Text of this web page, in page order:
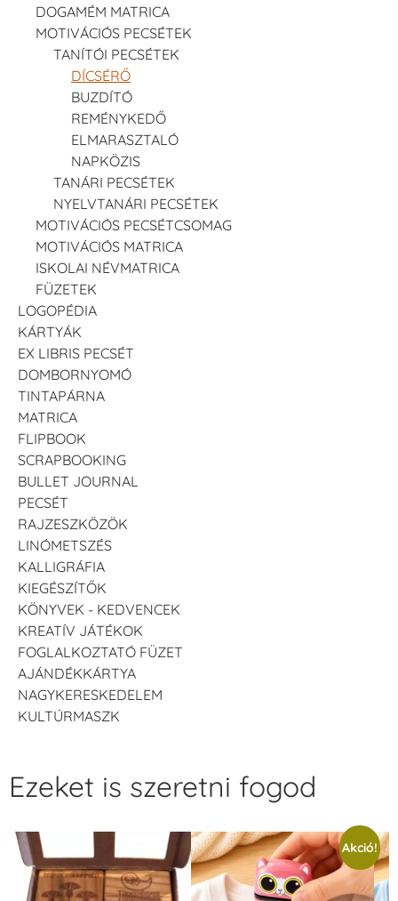
DOGAMÉM MATRICA
MOTIVÁCIÓS PECSÉTEK
TANÍTÓI PECSÉTEK
DÍCSÉRŐ
BUZDÍTÓ
REMÉNYKEDŐ
ELMARASZTALÓ
NAPKÖZIS
TANÁRI PECSÉTEK
NYELVTANÁRI PECSÉTEK
MOTIVÁCIÓS PECSÉTCSOMAG
MOTIVÁCIÓS MATRICA
ISKOLAI NÉVMATRICA
FÜZETEK
LOGOPÉDIA
KÁRTYÁK
EX LIBRIS PECSÉT
DOMBORNYOMÓ
TINTAPÁRNA
MATRICA
FLIPBOOK
SCRAPBOOKING
BULLET JOURNAL
PECSÉT
RAJZESZKÖZÖK
LINÓMETSZÉS
KALLIGRÁFIA
KIEGÉSZÍTŐK
KÖNYVEK - KEDVENCEK
KREATÍV JÁTÉKOK
FOGLALKOZTATÓ FÜZET
AJÁNDÉKKÁRTYA
NAGYKERESKEDELEM
KULTÚRMASZK
Ezeket is szeretni fogod
Akció!